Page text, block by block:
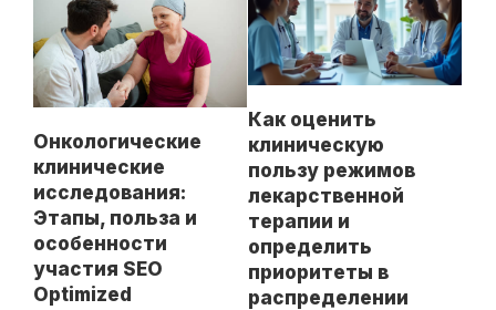
Онкологические
клинические
исследования:
Этапы, польза и
особенности
участия SEO
Optimized
Как оценить
клиническую
пользу режимов
лекарственной
терапии и
определить
приоритеты в
распределении